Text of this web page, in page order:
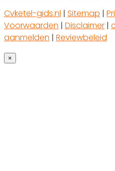
Cvketel-gids.nl | Sitemap |
Voorwaarden | Disclaimer |
aanmelden | Reviewbeleid
×